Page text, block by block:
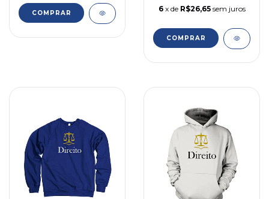
COMPRAR 6 x de R$26,65 sem juros
COMPRAR